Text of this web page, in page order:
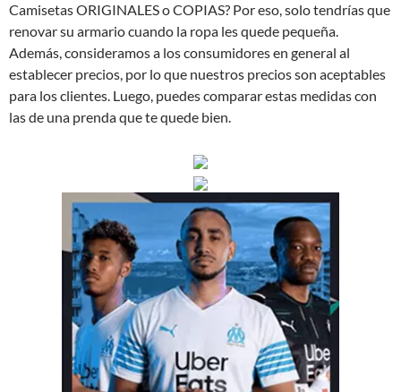
Camisetas ORIGINALES o COPIAS? Por eso, solo tendrías que
renovar su armario cuando la ropa les quede pequeña.
Además, consideramos a los consumidores en general al
establecer precios, por lo que nuestros precios son aceptables
para los clientes. Luego, puedes comparar estas medidas con
las de una prenda que te quede bien.